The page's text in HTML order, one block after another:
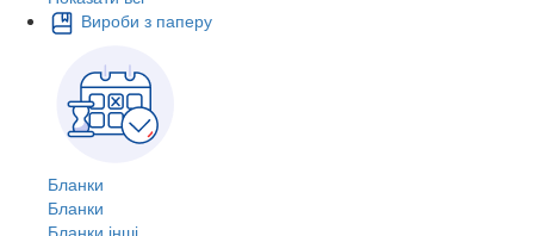
Вироби з паперу
Бланки
Бланки